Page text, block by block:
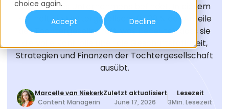
choice again.
Accept
Decline
Besitz dieses Unternehmens befindet. In diesem
Fall hält die Muttergesellschaft 100 % der Anteile
der Tochtergesellschaft, was bedeutet, dass sie
die volle Kontrolle über die Geschäftstätigkeit,
Strategien und Finanzen der Tochtergesellschaft
ausübt.
Marcelle van Niekerk
Content Managerin
Zuletzt aktualisiert
June 17, 2026
Lesezeit
3Min. Lesezeit